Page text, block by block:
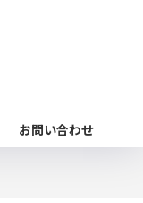
お問い合わせ